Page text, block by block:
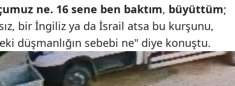
Malatya
Manisa
Kahramanmaraş
ne. 16 sene ben baktım, büyüttüm;
bir İngiliz ya da İsrail atsa bu kurşunu,
düşmanlığın sebebi ne" diye konuştu.